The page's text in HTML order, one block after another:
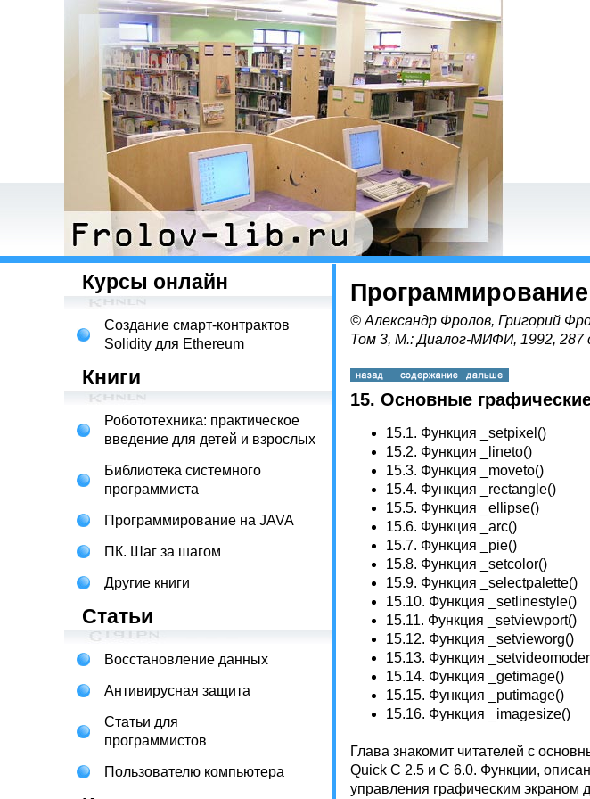
Курсы онлайн
Создание смарт-контрактов
Solidity для Ethereum
Книги
Робототехника: практическое
введение для детей и взрослых
Библиотека системного
программиста
Программирование на JAVA
ПК. Шаг за шагом
Другие книги
Статьи
Восстановление данных
Антивирусная защита
Статьи для
программистов
Пользователю компьютера
© Александр Фролов, Григорий
Том 3, М.: Диалог-МИФИ, 1992, 287
15. Основные
15.1. Функция _setpixel()
15.2. Функция _lineto()
15.3. Функция _moveto()
15.4. Функция _rectangle()
15.5. Функция _ellipse()
15.6. Функция _arc()
15.7. Функция _pie()
15.8. Функция _setcolor()
15.9. Функция _selectpalette()
15.10. Функция _setlinestyle()
15.11. Функция _setviewport()
15.12. Функция _setvieworg()
15.13. Функция
15.14. Функция _getimage()
15.15. Функция _putimage()
15.16. Функция _imagesize()
Глава знакомит читателей с
Quick C 2.5 и C 6.0. Функции,
управления графическим экраном